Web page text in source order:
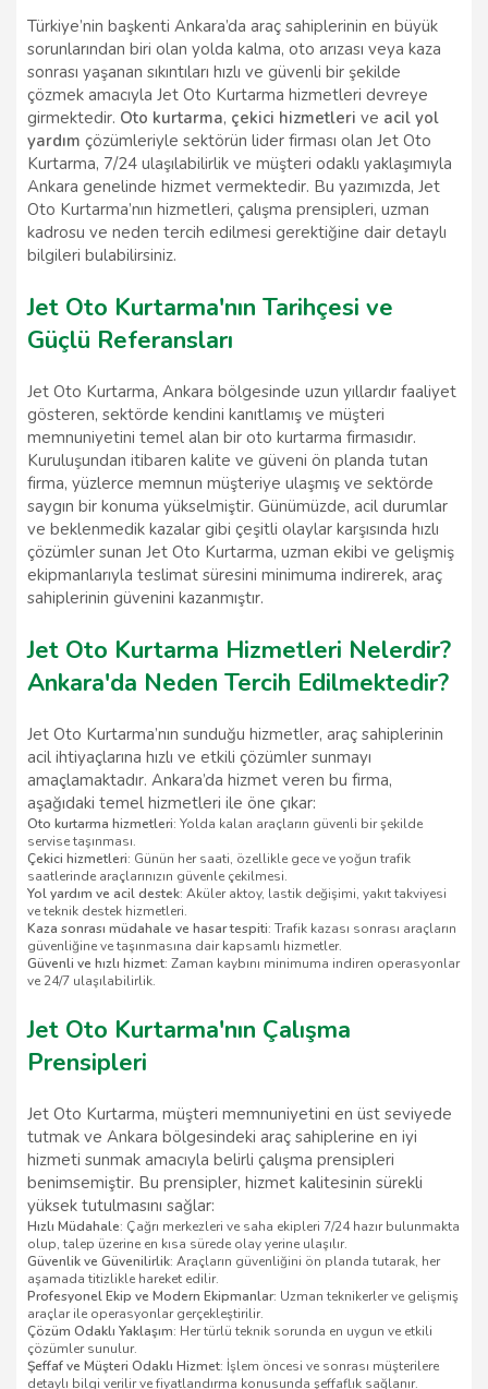
Türkiye’nin başkenti Ankara’da araç sahiplerinin en büyük
sorunlarından biri olan yolda kalma, oto arızası veya kaza
sonrası yaşanan sıkıntıları hızlı ve güvenli bir şekilde
çözmek amacıyla Jet Oto Kurtarma hizmetleri devreye
girmektedir. Oto kurtarma, çekici hizmetleri ve acil yol
yardım çözümleriyle sektörün lider firması olan Jet Oto
Kurtarma, 7/24 ulaşılabilirlik ve müşteri odaklı yaklaşımıyla
Ankara genelinde hizmet vermektedir. Bu yazımızda, Jet
Oto Kurtarma’nın hizmetleri, çalışma prensipleri, uzman
kadrosu ve neden tercih edilmesi gerektiğine dair detaylı
bilgileri bulabilirsiniz.
Jet Oto Kurtarma'nın Tarihçesi ve
Güçlü Referansları
Jet Oto Kurtarma, Ankara bölgesinde uzun yıllardır faaliyet
gösteren, sektörde kendini kanıtlamış ve müşteri
memnuniyetini temel alan bir oto kurtarma firmasıdır.
Kuruluşundan itibaren kalite ve güveni ön planda tutan
firma, yüzlerce memnun müşteriye ulaşmış ve sektörde
saygın bir konuma yükselmiştir. Günümüzde, acil durumlar
ve beklenmedik kazalar gibi çeşitli olaylar karşısında hızlı
çözümler sunan Jet Oto Kurtarma, uzman ekibi ve gelişmiş
ekipmanlarıyla teslimat süresini minimuma indirerek, araç
sahiplerinin güvenini kazanmıştır.
Jet Oto Kurtarma Hizmetleri Nelerdir?
Ankara'da Neden Tercih Edilmektedir?
Jet Oto Kurtarma’nın sunduğu hizmetler, araç sahiplerinin
acil ihtiyaçlarına hızlı ve etkili çözümler sunmayı
amaçlamaktadır. Ankara’da hizmet veren bu firma,
aşağıdaki temel hizmetleri ile öne çıkar:
Oto kurtarma hizmetleri: Yolda kalan araçların güvenli bir şekilde
servise taşınması.
Çekici hizmetleri: Günün her saati, özellikle gece ve yoğun trafik
saatlerinde araçlarınızın güvenle çekilmesi.
Yol yardım ve acil destek: Aküler aktoy, lastik değişimi, yakıt takviyesi
ve teknik destek hizmetleri.
Kaza sonrası müdahale ve hasar tespiti: Trafik kazası sonrası araçların
güvenliğine ve taşınmasına dair kapsamlı hizmetler.
Güvenli ve hızlı hizmet: Zaman kaybını minimuma indiren operasyonlar
ve 24/7 ulaşılabilirlik.
Jet Oto Kurtarma'nın Çalışma
Prensipleri
Jet Oto Kurtarma, müşteri memnuniyetini en üst seviyede
tutmak ve Ankara bölgesindeki araç sahiplerine en iyi
hizmeti sunmak amacıyla belirli çalışma prensipleri
benimsemiştir. Bu prensipler, hizmet kalitesinin sürekli
yüksek tutulmasını sağlar:
Hızlı Müdahale: Çağrı merkezleri ve saha ekipleri 7/24 hazır bulunmakta
olup, talep üzerine en kısa sürede olay yerine ulaşılır.
Güvenlik ve Güvenilirlik: Araçların güvenliğini ön planda tutarak, her
aşamada titizlikle hareket edilir.
Profesyonel Ekip ve Modern Ekipmanlar: Uzman teknikerler ve gelişmiş
araçlar ile operasyonlar gerçekleştirilir.
Çözüm Odaklı Yaklaşım: Her türlü teknik sorunda en uygun ve etkili
çözümler sunulur.
Şeffaf ve Müşteri Odaklı Hizmet: İşlem öncesi ve sonrası müşterilere
detaylı bilgi verilir ve fiyatlandırma konusunda şeffaflık sağlanır.